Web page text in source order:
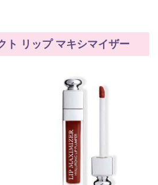
ト リップ マキシマイザー